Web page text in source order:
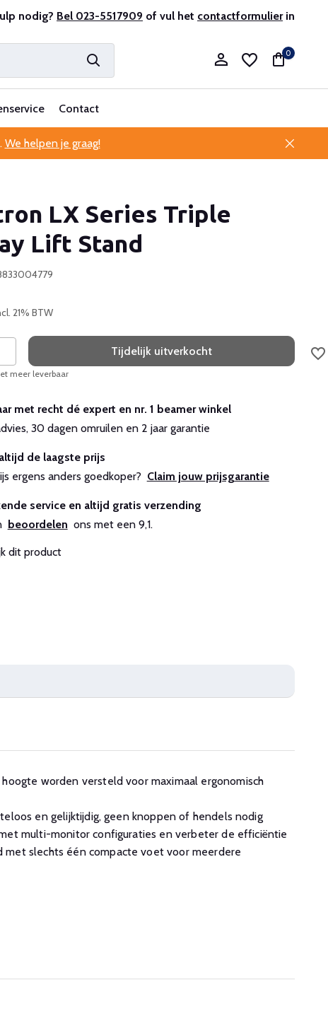
en ervaren Professionele klantenservice
nodig? Bel 023-5517909 of vul het contactformulierin
Account aanmaken
0
Contact
We helpen je graag!
LX Series Triple
Lift Stand
21% BTW
Tijdelijk uitverkocht
meer leverbaar
met recht dé expert en nr. 1 beamer winkel
30 dagen omruilen en 2 jaar garantie
de laagste prijs
ergens anders goedkoper? Claim jouw prijsgarantie
service en altijd gratis verzending
beoordelen ons met een 9,1.
dit product
worden versteld voor maximaal ergonomisch
en gelijktijdig, geen knoppen of hendels nodig
multi-monitor configuraties en verbeter de efficiëntie
met slechts één compacte voet voor meerdere